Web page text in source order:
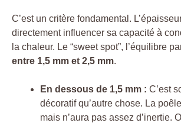
C’est un critère fondamental.
directement influencer sa capacité à
la chaleur. Le “sweet spot”, l’équilibre
entre 1,5 mm et 2,5 mm.
En dessous de 1,5 mm : C’est
décoratif qu’autre chose. La
mais n’aura pas assez d’inertie.